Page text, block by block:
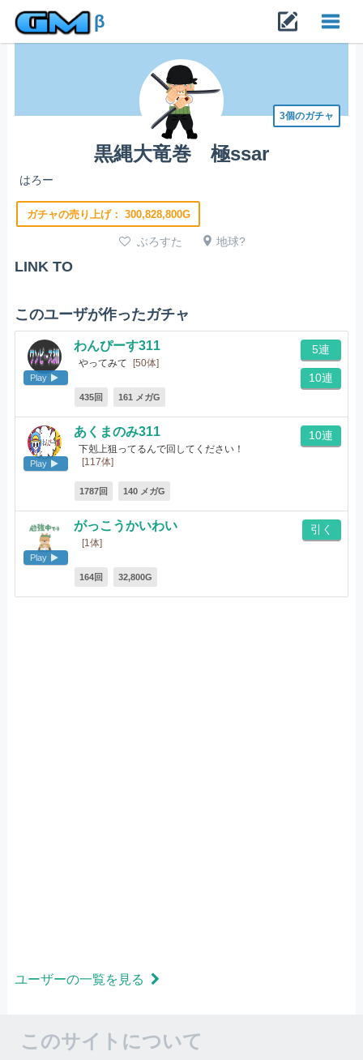
β
3個のガチャ
黒縄大竜巻 極ssar
はろー
ガチャの売り上げ： 300,828,800G
ぶろすた 地球?
LINK TO
このユーザが作ったガチャ
Play
わんぴーす311
やってみて [50体]
435回 161 メガG
5連
10連
Play
あくまのみ311
下剋上狙ってるんで回してください！
[117体]
1787回 140 メガG
10連
Play
がっこうかいわい
[1体]
164回 32,800G
引く
ユーザーの一覧を見る
このサイトについて